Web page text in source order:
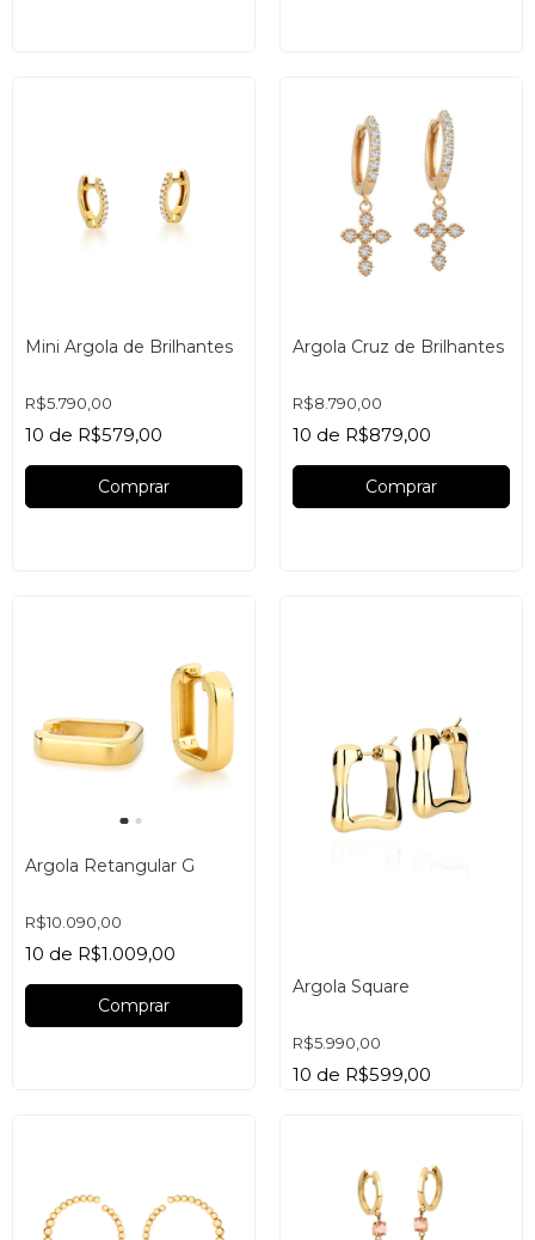
Mini Argola de Brilhantes
R$5.790,00
10 de R$579,00
Comprar
Argola Cruz de Brilhantes
R$8.790,00
10 de R$879,00
Comprar
Argola Retangular G
R$10.090,00
10 de R$1.009,00
Comprar
Argola Square
R$5.990,00
10 de R$599,00